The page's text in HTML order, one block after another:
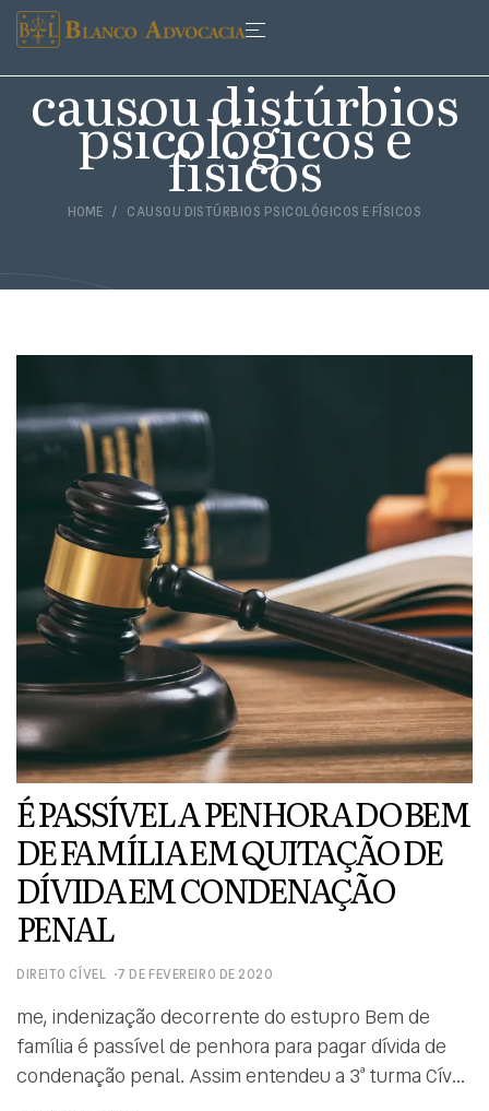
HOME CAUSOU DISTÚRBIOS PSICOLÓGICOS E FÍSICOS
causou distúrbios
psicológicos e
físicos
É PASSÍVEL A PENHORA DO BEM
DE FAMÍLIA EM QUITAÇÃO DE
DÍVIDA EM CONDENAÇÃO
PENAL
DIREITO CÍVEL 7 DE FEVEREIRO DE 2020
me, indenização decorrente do estupro Bem de
família é passível de penhora para pagar dívida de
condenação penal. Assim entendeu a 3ª turma Cível